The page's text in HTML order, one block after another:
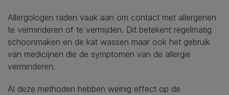
Allergologen raden vaak aan om contact met allergenen
te verminderen of te vermijden. Dit betekent regelmatig
schoonmaken en de kat wassen maar ook het gebruik
van medicijnen die de symptomen van de allergie
verminderen.
Al deze methoden hebben weinig effect op de